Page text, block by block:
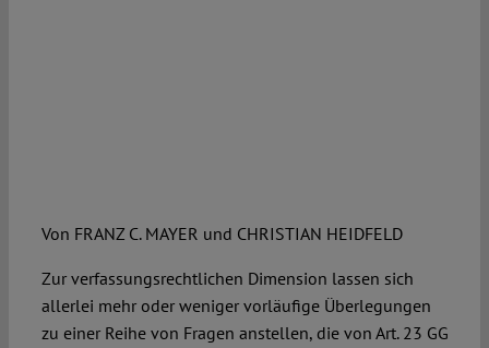
Von FRANZ C. MAYER und CHRISTIAN HEIDFELD
Zur verfassungsrechtlichen Dimension lassen sich
allerlei mehr oder weniger vorläufige Überlegungen
zu einer Reihe von Fragen anstellen, die von Art. 23 GG